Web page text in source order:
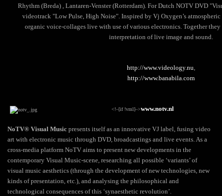
Rhythm (Breda) , Lantaren-Venster (Rotterdam). For Dutch NOTV DVD
videotrack "Low Pulse, High Noise". Inspired by Vj Oxygen’s
organic voice-collages live with use of various electronics. Together
interpretation of live image and sound.
http://www.videology.nu,
http://www.banabila.com
<!–[if !vml]–>www.notv.nl
NoTV® Visual Music presents itself as an innovative VJ label, fusing video
art with electronic music through DVD, broadcastings and live events. As a
cross-media platform NoTV aims to present new developments in the
contemporary Visual Music-scene, researching all possible ‘variants’ of
visual music aesthetics (through the development of new technologies, new
kinds of presentation, etc.), and analysing the philosophical and
technological consequences of this ‘synaesthetic revolution’.